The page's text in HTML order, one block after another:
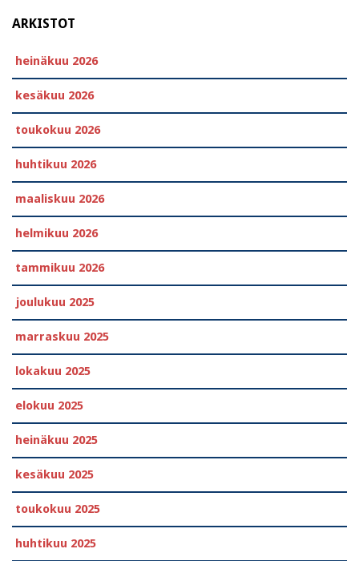
ARKISTOT
heinäkuu 2026
kesäkuu 2026
toukokuu 2026
huhtikuu 2026
maaliskuu 2026
helmikuu 2026
tammikuu 2026
joulukuu 2025
marraskuu 2025
lokakuu 2025
elokuu 2025
heinäkuu 2025
kesäkuu 2025
toukokuu 2025
huhtikuu 2025